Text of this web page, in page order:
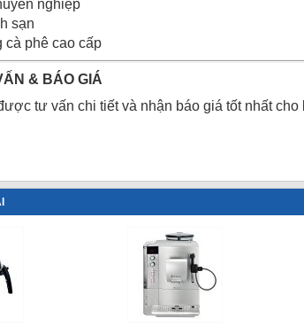
nghiệp
sạn
cà phê cao cấp
& BÁO GIÁ
tư vấn chi tiết và nhận báo giá tốt nhất cho